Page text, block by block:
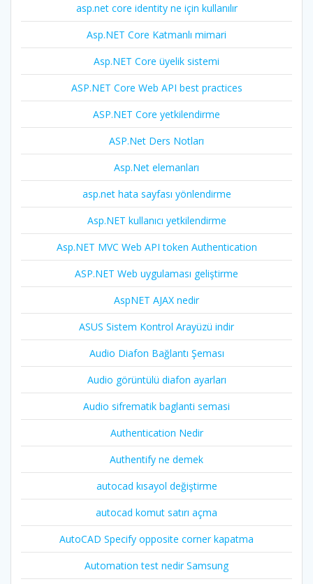
asp.net core identity ne için kullanılır
Asp.NET Core Katmanlı mimari
Asp.NET Core üyelik sistemi
ASP.NET Core Web API best practices
ASP.NET Core yetkilendirme
ASP.Net Ders Notları
Asp.Net elemanları
asp.net hata sayfası yönlendirme
Asp.NET kullanıcı yetkilendirme
Asp.NET MVC Web API token Authentication
ASP.NET Web uygulaması geliştirme
AspNET AJAX nedir
ASUS Sistem Kontrol Arayüzü indir
Audio Diafon Bağlantı Şeması
Audio görüntülü diafon ayarları
Audio sifrematik baglanti semasi
Authentication Nedir
Authentify ne demek
autocad kısayol değiştirme
autocad komut satırı açma
AutoCAD Specify opposite corner kapatma
Automation test nedir Samsung